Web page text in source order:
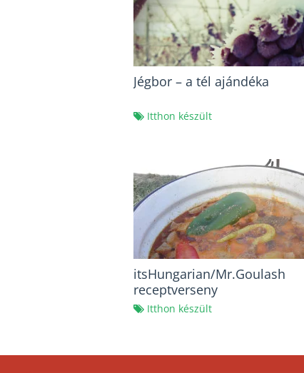
Jégbor – a tél ajándéka
Itthon készült
itsHungarian/Mr.Goulash
receptverseny
Itthon készült